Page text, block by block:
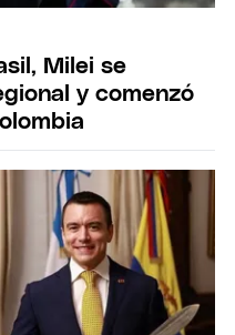
Milei se
y comenzó